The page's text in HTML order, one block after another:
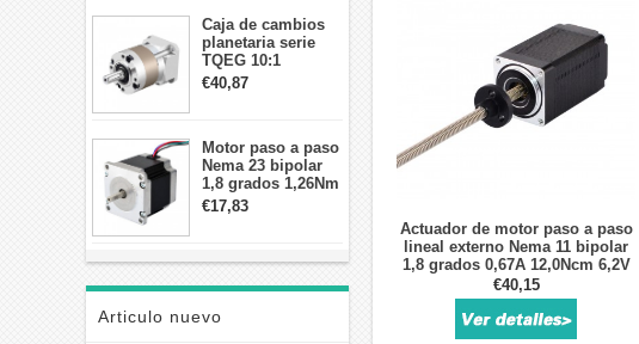
Caja de cambios
planetaria serie
TQEG 10:1
contragolpe 15
arcmin para motor
€40,87
Motor paso a paso
Nema 23 bipolar
1,8 grados 1,26Nm
2,8A 2,5V
57x57x56mm 4
€17,83
Articulo nuevo
Actuador de motor paso a paso
lineal externo Nema 11 bipolar
1,8 grados 0,67A 12,0Ncm 6,2V
Tornillo de avance 100 mm
€40,15